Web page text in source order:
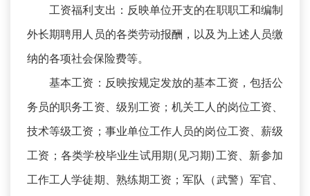
工资福利支出：反映单位开支的在职职工和编制
外长期聘用人员的各类劳动报酬，以及为上述人员缴
纳的各项社会保险费等。
基本工资：反映按规定发放的基本工资，包括公
务员的职务工资、级别工资；机关工人的岗位工资、
技术等级工资；事业单位工作人员的岗位工资、薪级
工资；各类学校毕业生试用期(见习期)工资、新参加
工作工人学徒期、熟练期工资；军队（武警）军官、